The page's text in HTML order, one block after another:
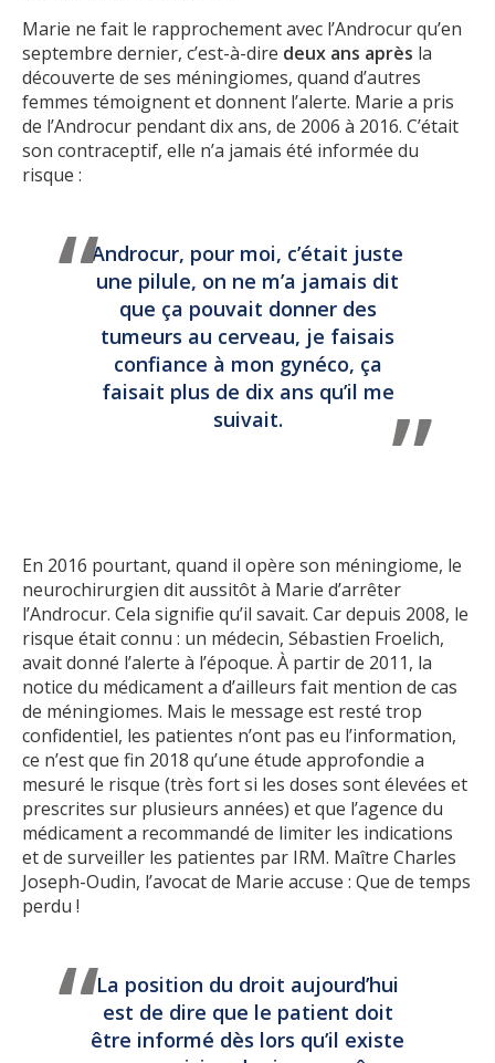
Marie ne fait le rapprochement avec l’Androcur qu’en
septembre dernier, c’est-à-dire deux ans après la
découverte de ses méningiomes, quand d’autres
femmes témoignent et donnent l’alerte. Marie a pris
de l’Androcur pendant dix ans, de 2006 à 2016. C’était
son contraceptif, elle n’a jamais été informée du
risque :
Androcur, pour moi, c’était juste
une pilule, on ne m’a jamais dit
que ça pouvait donner des
tumeurs au cerveau, je faisais
confiance à mon gynéco, ça
faisait plus de dix ans qu’il me
suivait.
En 2016 pourtant, quand il opère son méningiome, le
neurochirurgien dit aussitôt à Marie d’arrêter
l’Androcur. Cela signifie qu’il savait. Car depuis 2008, le
risque était connu : un médecin, Sébastien Froelich,
avait donné l’alerte à l’époque. À partir de 2011, la
notice du médicament a d’ailleurs fait mention de cas
de méningiomes. Mais le message est resté trop
confidentiel, les patientes n’ont pas eu l’information,
ce n’est que fin 2018 qu’une étude approfondie a
mesuré le risque (très fort si les doses sont élevées et
prescrites sur plusieurs années) et que l’agence du
médicament a recommandé de limiter les indications
et de surveiller les patientes par IRM. Maître Charles
Joseph-Oudin, l’avocat de Marie accuse : Que de temps
perdu !
La position du droit aujourd’hui
est de dire que le patient doit
être informé dès lors qu’il existe